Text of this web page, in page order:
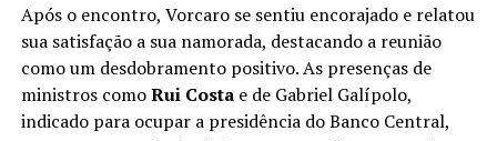
Após o encontro, Vorcaro se sentiu encorajado e relatou
sua satisfação a sua namorada, destacando a reunião
como um desdobramento positivo. As presenças de
ministros comoRui Costae de Gabriel Galípolo,
indicado para ocupar a presidência do Banco Central,